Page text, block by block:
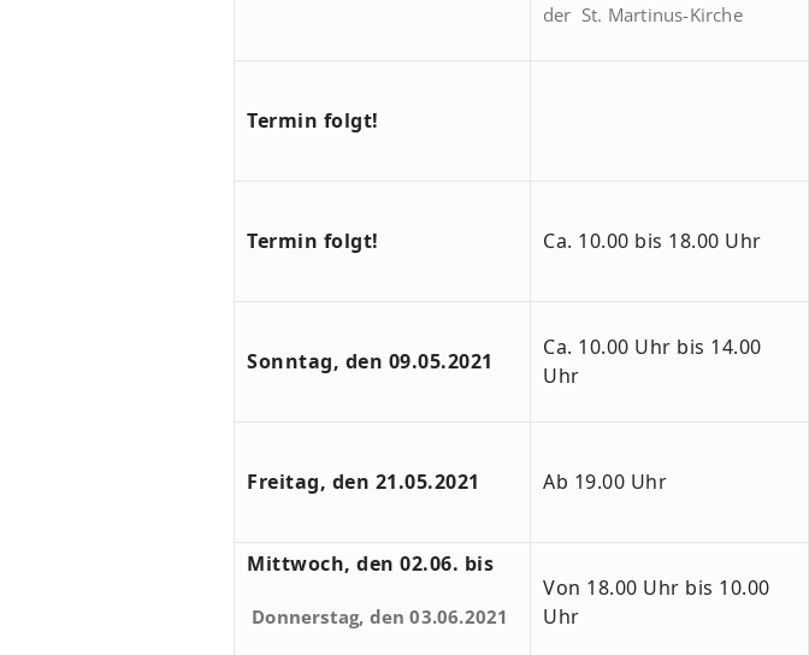
der St. Martinus-Kirche
Termin folgt!
Termin folgt! Ca. 10.00 bis 18.00 Uhr
Sonntag, den 09.05.2021
Ca. 10.00 Uhr bis 14.00
Uhr
Freitag, den 21.05.2021 Ab 19.00 Uhr
Mittwoch, den 02.06. bis
Donnerstag, den 03.06.2021
Von 18.00 Uhr bis 10.00
Uhr